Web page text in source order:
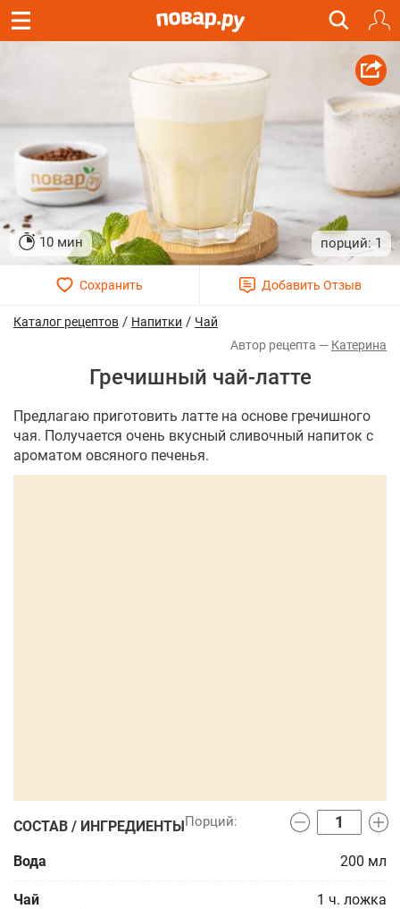
10 мин 1
Каталог рецептов / Напитки / Чай
Катерина
Гречишный чай-латте
Предлагаю приготовить латте на основе гречишного
чая. Получается очень вкусный сливочный напиток с
ароматом овсяного печенья.
СОСТАВ / ИНГРЕДИЕНТЫ
Вода 200 мл
Чай 1 ч. ложка